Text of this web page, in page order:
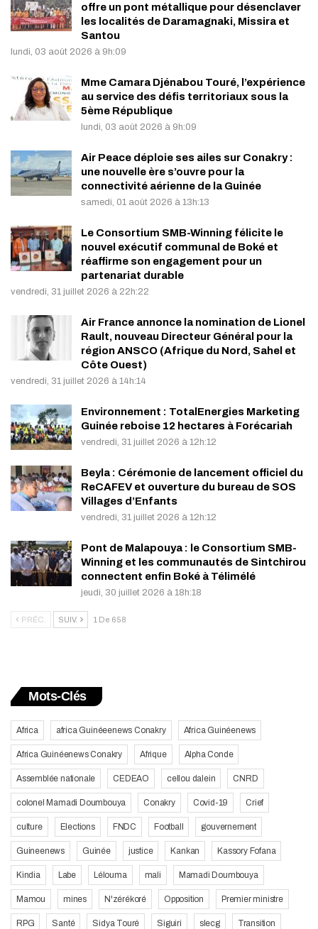
offre un pont métallique pour désenclaver
les localités de Daramagnaki, Missira et
Santou
lundi, 03 août 2026 à 9h:09
Mme Camara Djénabou Touré, l’expérience
au service des défis territoriaux sous la
5ème République
lundi, 03 août 2026 à 9h:09
Air Peace déploie ses ailes sur Conakry :
une nouvelle ère s’ouvre pour la
connectivité aérienne de la Guinée
samedi, 01 août 2026 à 13h:13
Le Consortium SMB-Winning félicite le
nouvel exécutif communal de Boké et
réaffirme son engagement pour un
partenariat durable
vendredi, 31 juillet 2026 à 22h:22
Air France annonce la nomination de Lionel
Rault, nouveau Directeur Général pour la
région ANSCO (Afrique du Nord, Sahel et
Côte Ouest)
vendredi, 31 juillet 2026 à 14h:14
Environnement : TotalEnergies Marketing
Guinée reboise 12 hectares à Forécariah
vendredi, 31 juillet 2026 à 12h:12
Beyla : Cérémonie de lancement officiel du
ReCAFEV et ouverture du bureau de SOS
Villages d’Enfants
vendredi, 31 juillet 2026 à 12h:12
Pont de Malapouya : le Consortium SMB-
Winning et les communautés de Sintchirou
connectent enfin Boké à Télimélé
jeudi, 30 juillet 2026 à 18h:18
PRÉC. SUIV. 1 De 658
Mots-Clés
Africa africa Guinéeenews Conakry Africa Guinéenews
Africa Guinéenews Conakry Afrique Alpha Conde
Assemblée nationale CEDEAO cellou dalein CNRD
colonel Mamadi Doumbouya Conakry Covid-19 Crief
culture Elections FNDC Football gouvernement
Guineenews Guinée justice Kankan Kassory Fofana
Kindia Labe Lélouma mali Mamadi Doumbouya
Mamou mines N'zérékoré Opposition Premier ministre
RPG Santé Sidya Touré Siguiri slecg Transition